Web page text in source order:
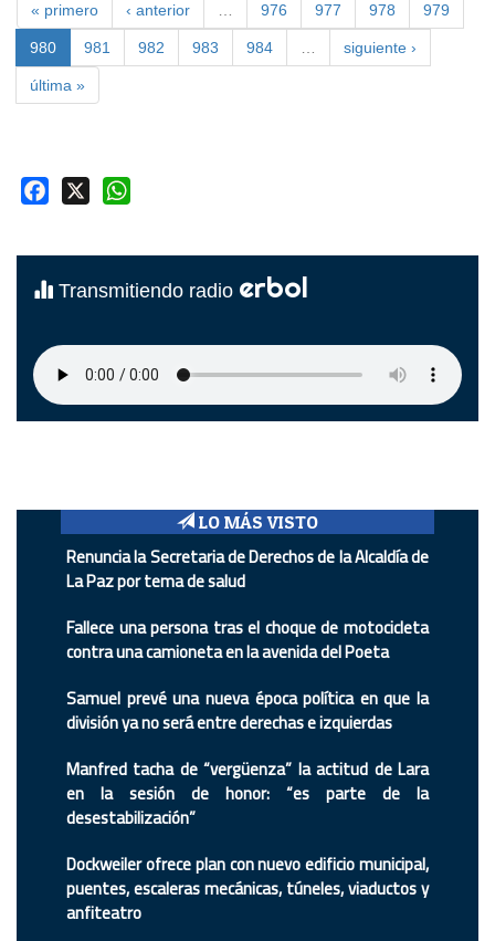
« primero ‹ anterior 976 977 978 979
980 981 982 983 984 siguiente ›
última »
Facebook
Transmitiendo radio erbol
LO MÁS VISTO
Renuncia la Secretaria de Derechos de la Alcaldía de
La Paz por tema de salud
Fallece una persona tras el choque de motocicleta
contra una camioneta en la avenida del Poeta
Samuel prevé una nueva época política en que la
división ya no será entre derechas e izquierdas
Manfred tacha de “vergüenza” la actitud de Lara
en la sesión de honor: “es parte de la
desestabilización”
Dockweiler ofrece plan con nuevo edificio municipal,
puentes, escaleras mecánicas, túneles, viaductos y
anfiteatro